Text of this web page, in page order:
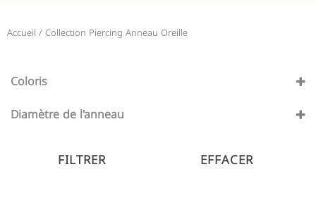
Accueil / Collection Piercing Anneau Oreille
Coloris
Or
Diamètre de l'anneau
(6)
FILTRER EFFACER